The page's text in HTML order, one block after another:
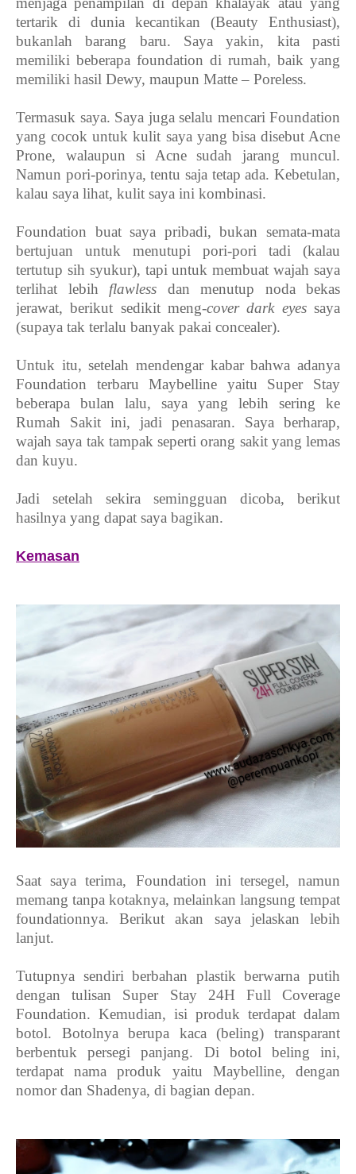
tertarik di dunia kecantikan (Beauty Enthusiast),
bukanlah barang baru. Saya yakin, kita pasti
memiliki beberapa foundation di rumah, baik yang
memiliki hasil Dewy, maupun Matte – Poreless.
Termasuk saya. Saya juga selalu mencari Foundation
yang cocok untuk kulit saya yang bisa disebut Acne
Prone, walaupun si Acne sudah jarang muncul.
Namun pori-porinya, tentu saja tetap ada. Kebetulan,
kalau saya lihat, kulit saya ini kombinasi.
Foundation buat saya pribadi, bukan semata-mata
bertujuan untuk menutupi pori-pori tadi (kalau
tertutup sih syukur), tapi untuk membuat wajah saya
terlihat lebih flawless dan menutup noda bekas
jerawat, berikut sedikit meng-cover dark eyessaya
(supaya tak terlalu banyak pakai concealer).
Untuk itu, setelah mendengar kabar bahwa adanya
Foundation terbaru Maybelline yaitu Super Stay
beberapa bulan lalu, saya yang lebih sering ke
Rumah Sakit ini, jadi penasaran. Saya berharap,
wajah saya tak tampak seperti orang sakit yang lemas
dan kuyu.
Jadi setelah sekira semingguan dicoba, berikut
hasilnya yang dapat saya bagikan.
Kemasan
Saat saya terima, Foundation ini tersegel, namun
memang tanpa kotaknya, melainkan langsung tempat
foundationnya. Berikut akan saya jelaskan lebih
lanjut.
Tutupnya sendiri berbahan plastik berwarna putih
dengan tulisan Super Stay 24H Full Coverage
Foundation. Kemudian, isi produk terdapat dalam
botol. Botolnya berupa kaca (beling) transparant
berbentuk persegi panjang. Di botol beling ini,
terdapat nama produk yaitu Maybelline, dengan
nomor dan Shadenya, di bagian depan.